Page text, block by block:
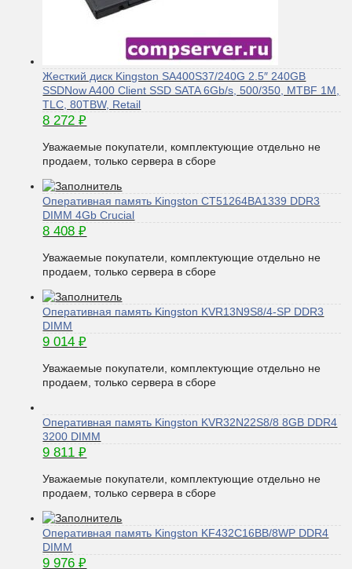
Жесткий диск Kingston SA400S37/240G 2.5″ 240GB
SSDNow A400 Client SSD SATA 6Gb/s, 500/350, MTBF 1M,
TLC, 80TBW, Retail
8 272₽
Уважаемые покупатели, комплектующие отдельно не
продаем, только сервера в сборе
Оперативная память Kingston CT51264BA1339 DDR3
DIMM 4Gb Crucial
8 408₽
Уважаемые покупатели, комплектующие отдельно не
продаем, только сервера в сборе
Оперативная память Kingston KVR13N9S8/4-SP DDR3
DIMM
9 014₽
Уважаемые покупатели, комплектующие отдельно не
продаем, только сервера в сборе
Оперативная память Kingston KVR32N22S8/8 8GB DDR4
3200 DIMM
9 811₽
Уважаемые покупатели, комплектующие отдельно не
продаем, только сервера в сборе
Оперативная память Kingston KF432C16BB/8WP DDR4
DIMM
9 976₽